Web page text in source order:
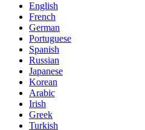
English
French
German
Portuguese
Spanish
Russian
Japanese
Korean
Arabic
Irish
Greek
Turkish